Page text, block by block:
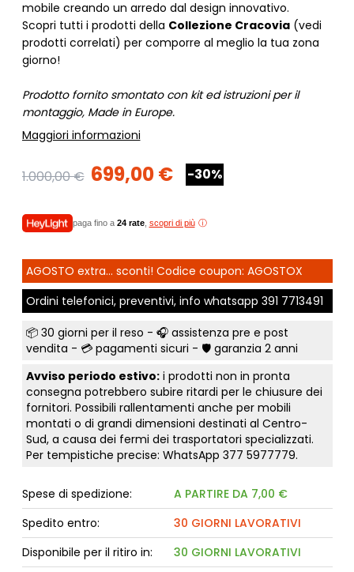
mobile creando un arredo dal design innovativo.
Scopri tutti i prodotti della Collezione Cracovia(vedi
prodotti correlati) per comporre al meglio la tua zona
giorno!
Prodotto fornito smontato con kit ed istruzioni per il
montaggio, Made in Europe.
Maggiori informazioni
1.000,00 € 699,00 € -30%
paga fino a 24 rate, scopri di più
AGOSTO extra... sconti! Codice coupon: AGOSTOX
Ordini telefonici, preventivi, info whatsapp 391 7713491
📦 30 giorni per il reso - 🎧 assistenza pre e post
vendita - 💳 pagamenti sicuri - 🛡️ garanzia 2 anni
Avviso periodo estivo:i prodotti non in pronta
consegna potrebbero subire ritardi per le chiusure dei
fornitori. Possibili rallentamenti anche per mobili
montati o di grandi dimensioni destinati al Centro-
Sud, a causa dei fermi dei trasportatori specializzati.
Per tempistiche precise: WhatsApp 377 5977779.
Spese di spedizione:
A PARTIRE DA 7,00 €
Spedito entro:
30 GIORNI LAVORATIVI
Disponibile per il ritiro in:
30 GIORNI LAVORATIVI